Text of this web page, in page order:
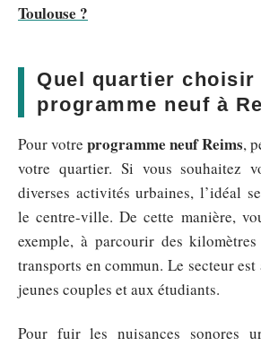
Toulouse ?
Quel quartier choisir
programme neuf à
Pour votre programme neuf Reims,
votre quartier. Si vous souhaitez
diverses activités urbaines, l’idéal
le centre-ville. De cette manière,
exemple, à parcourir des
transports en commun. Le secteur
jeunes couples et aux étudiants.
Pour fuir les nuisances sonores